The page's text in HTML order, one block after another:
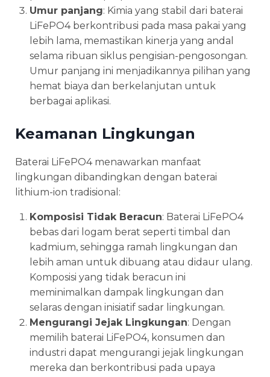
Umur panjang: Kimia yang stabil dari baterai
LiFePO4 berkontribusi pada masa pakai yang
lebih lama, memastikan kinerja yang andal
selama ribuan siklus pengisian-pengosongan.
Umur panjang ini menjadikannya pilihan yang
hemat biaya dan berkelanjutan untuk
berbagai aplikasi.
Keamanan Lingkungan
Baterai LiFePO4 menawarkan manfaat
lingkungan dibandingkan dengan baterai
lithium-ion tradisional:
Komposisi Tidak Beracun: Baterai LiFePO4
bebas dari logam berat seperti timbal dan
kadmium, sehingga ramah lingkungan dan
lebih aman untuk dibuang atau didaur ulang.
Komposisi yang tidak beracun ini
meminimalkan dampak lingkungan dan
selaras dengan inisiatif sadar lingkungan.
Mengurangi Jejak Lingkungan: Dengan
memilih baterai LiFePO4, konsumen dan
industri dapat mengurangi jejak lingkungan
mereka dan berkontribusi pada upaya